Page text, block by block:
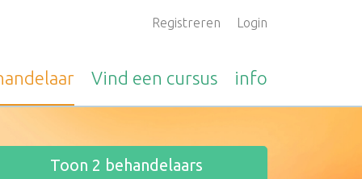
Registreren Login
Vind een cursus info
Toon 2 behandelaars